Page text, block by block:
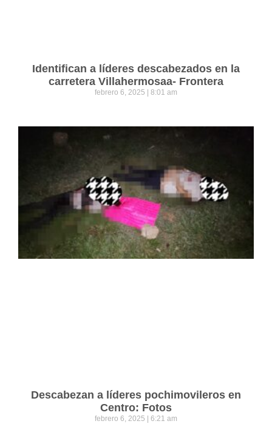
Identifican a líderes descabezados en la
carretera Villahermosaa- Frontera
febrero 6, 2025 8:01 am
Descabezan a líderes pochimovileros en
Centro: Fotos
febrero 6, 2025 6:21 am